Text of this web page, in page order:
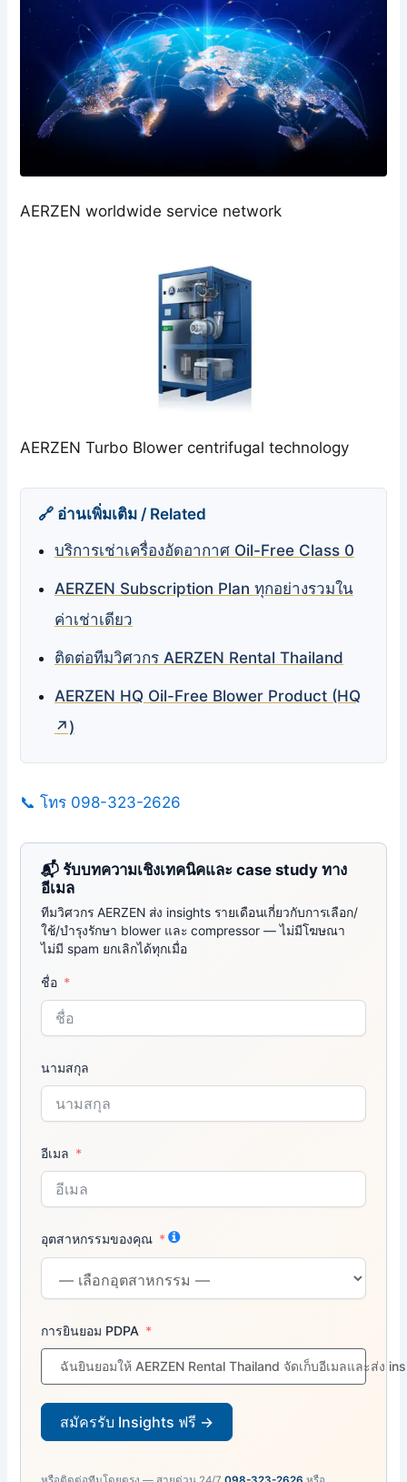
AERZEN worldwide service network
AERZEN Turbo Blower centrifugal technology
🔗 อ่านเพิ่มเติม / Related
บริการเช่าเครื่องอัดอากาศ Oil-Free Class 0
AERZEN Subscription Plan ทุกอย่างรวมใน
ค่าเช่าเดียว
ติดต่อทีมวิศวกร AERZEN Rental Thailand
AERZEN HQ Oil-Free Blower Product (HQ
↗)
📞 โทร 098-323-2626
📬 รับบทความเชิงเทคนิคและ case study ทาง
อีเมล
ทีมวิศวกร AERZEN ส่ง insights รายเดือนเกี่ยวกับการเลือก/
ใช้/บำรุงรักษา blower และ compressor — ไม่มีโฆษณา
ไม่มี spam ยกเลิกได้ทุกเมื่อ
ชื่อ
นามสกุล
อีเมล
อุตสาหกรรมของคุณ
การยินยอม PDPA
ฉันยินยอมให้ AERZEN Rental Thailand จัดเก็บอีเมลและส่ง
สมัครรับ Insights ฟรี →